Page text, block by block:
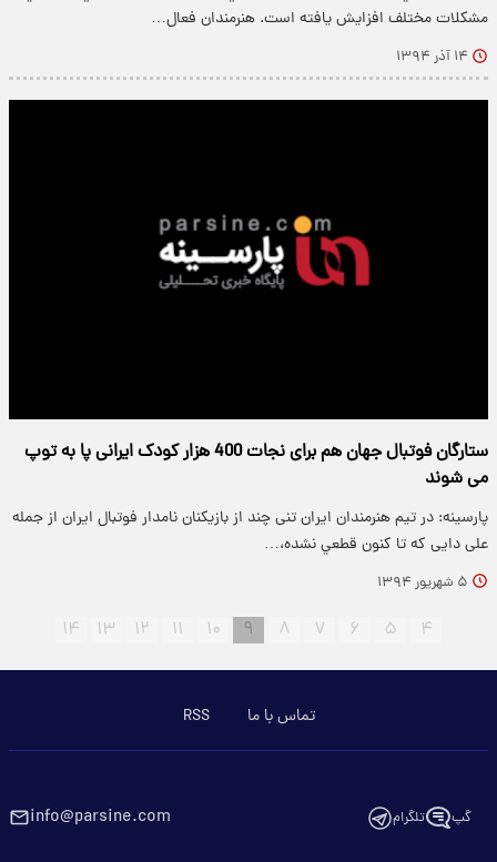
مشكلات مختلف افزايش يافته است. هنرمندان فعال…
۱۴ آذر ۱۳۹۴
ستارگان فوتبال جهان هم برای نجات 400 هزار کودک ایرانی پا به توپ
می شوند
پارسینه: در تیم هنرمندان ایران تنی چند از بازیکنان نامدار فوتبال ایران از جمله
علی دایی كه تا كنون قطعي نشده،…
۵ شهریور ۱۳۹۴
۴ ۵ ۶ ۷ ۸ ۹ ۱۰ ۱۱ ۱۲ ۱۳ ۱۴
تماس با ما RSS
گپ تلگرام info@parsine.com